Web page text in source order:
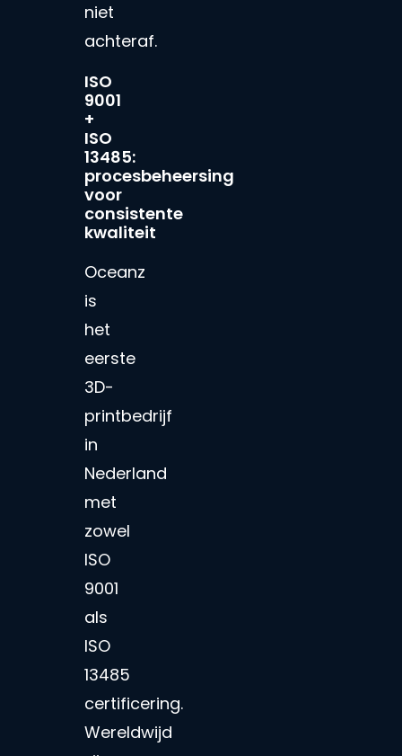
niet
achteraf.
ISO
9001
+
ISO
13485:
procesbeheersing
voor
consistente
kwaliteit
Oceanz
is
het
eerste
3D-
printbedrijf
in
Nederland
met
zowel
ISO
9001
als
ISO
13485
certificering.
Wereldwijd